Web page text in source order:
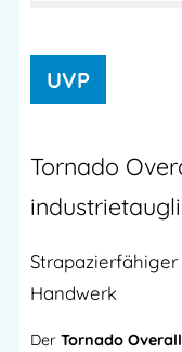
Tornado
Handwerk
Der Tornado Overall